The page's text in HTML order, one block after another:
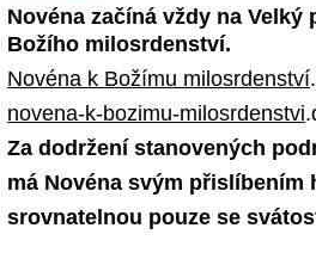
Novéna začíná vždy na
Božího milosrdenství.
Novéna k Božímu milosrdenství
novena-k-bozimu-milosrdenstvi
Za dodržení stanovených
má Novéna svým přislíbením
srovnatelnou pouze se